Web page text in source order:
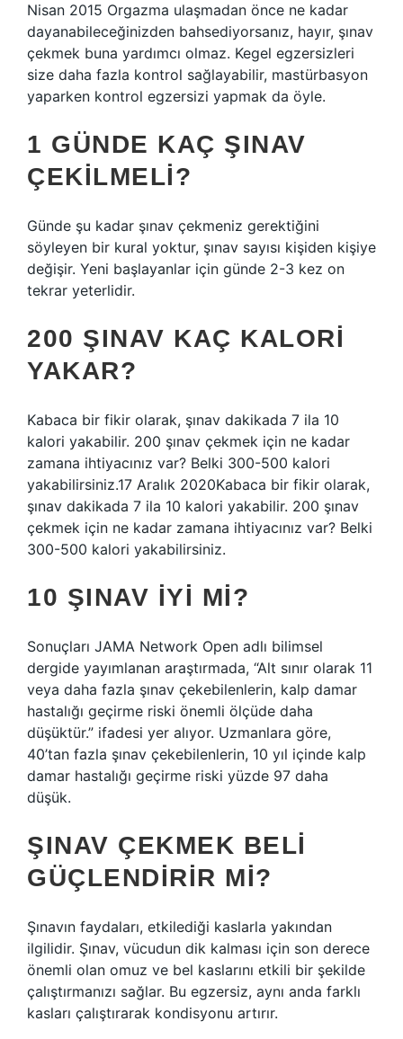
Nisan 2015 Orgazma ulaşmadan önce ne kadar
dayanabileceğinizden bahsediyorsanız, hayır, şınav
çekmek buna yardımcı olmaz. Kegel egzersizleri
size daha fazla kontrol sağlayabilir, mastürbasyon
yaparken kontrol egzersizi yapmak da öyle.
1 GÜNDE KAÇ ŞINAV
ÇEKILMELI?
Günde şu kadar şınav çekmeniz gerektiğini
söyleyen bir kural yoktur, şınav sayısı kişiden kişiye
değişir. Yeni başlayanlar için günde 2-3 kez on
tekrar yeterlidir.
200 ŞINAV KAÇ KALORI
YAKAR?
Kabaca bir fikir olarak, şınav dakikada 7 ila 10
kalori yakabilir. 200 şınav çekmek için ne kadar
zamana ihtiyacınız var? Belki 300-500 kalori
yakabilirsiniz.17 Aralık 2020Kabaca bir fikir olarak,
şınav dakikada 7 ila 10 kalori yakabilir. 200 şınav
çekmek için ne kadar zamana ihtiyacınız var? Belki
300-500 kalori yakabilirsiniz.
10 ŞINAV İYI MI?
Sonuçları JAMA Network Open adlı bilimsel
dergide yayımlanan araştırmada, “Alt sınır olarak 11
veya daha fazla şınav çekebilenlerin, kalp damar
hastalığı geçirme riski önemli ölçüde daha
düşüktür.” ifadesi yer alıyor. Uzmanlara göre,
40’tan fazla şınav çekebilenlerin, 10 yıl içinde kalp
damar hastalığı geçirme riski yüzde 97 daha
düşük.
ŞINAV ÇEKMEK BELI
GÜÇLENDIRIR MI?
Şınavın faydaları, etkilediği kaslarla yakından
ilgilidir. Şınav, vücudun dik kalması için son derece
önemli olan omuz ve bel kaslarını etkili bir şekilde
çalıştırmanızı sağlar. Bu egzersiz, aynı anda farklı
kasları çalıştırarak kondisyonu artırır.